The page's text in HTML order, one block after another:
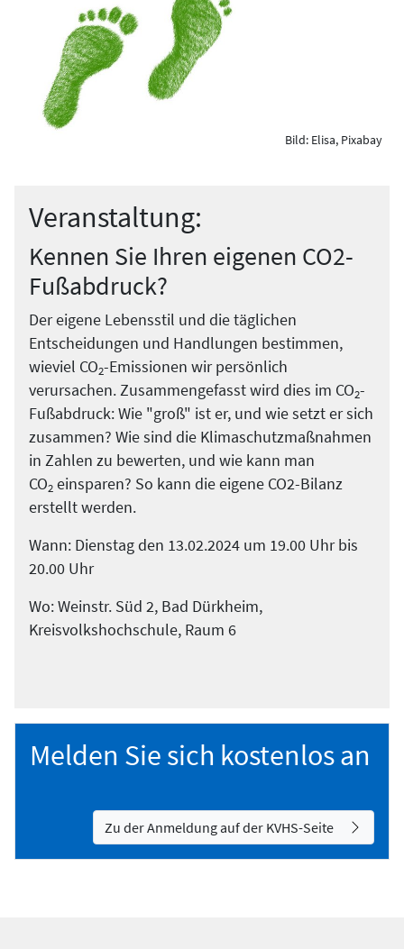
Bild: Elisa, Pixabay
Veranstaltung:
Kennen Sie Ihren eigenen CO2-
Fußabdruck?
Der eigene Lebensstil und die täglichen
Entscheidungen und Handlungen bestimmen,
wieviel CO2-Emissionen wir persönlich
verursachen. Zusammengefasst wird dies im CO2-
Fußabdruck: Wie "groß" ist er, und wie setzt er sich
zusammen? Wie sind die Klimaschutzmaßnahmen
in Zahlen zu bewerten, und wie kann man
CO2 einsparen? So kann die eigene CO2-Bilanz
erstellt werden.
Wann: Dienstag den 13.02.2024 um 19.00 Uhr bis
20.00 Uhr
Wo: Weinstr. Süd 2, Bad Dürkheim,
Kreisvolkshochschule, Raum 6
Melden Sie sich kostenlos an
Zu der Anmeldung auf der KVHS-Seite